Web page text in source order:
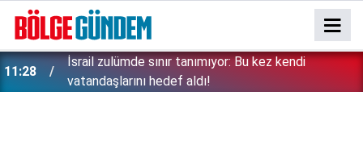
11:28
İsrail zulümde sınır tanımıyor: Bu kez kendi
vatandaşlarını hedef aldı!